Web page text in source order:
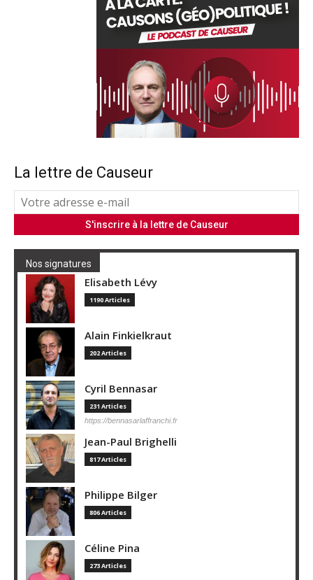
La lettre de Causeur
Nos signatures
Elisabeth Lévy
1190 Articles
Alain Finkielkraut
202 Articles
Cyril Bennasar
231 Articles
https://bennasarlaffranchi.fr
Jean-Paul Brighelli
817 Articles
Philippe Bilger
806 Articles
Céline Pina
273 Articles